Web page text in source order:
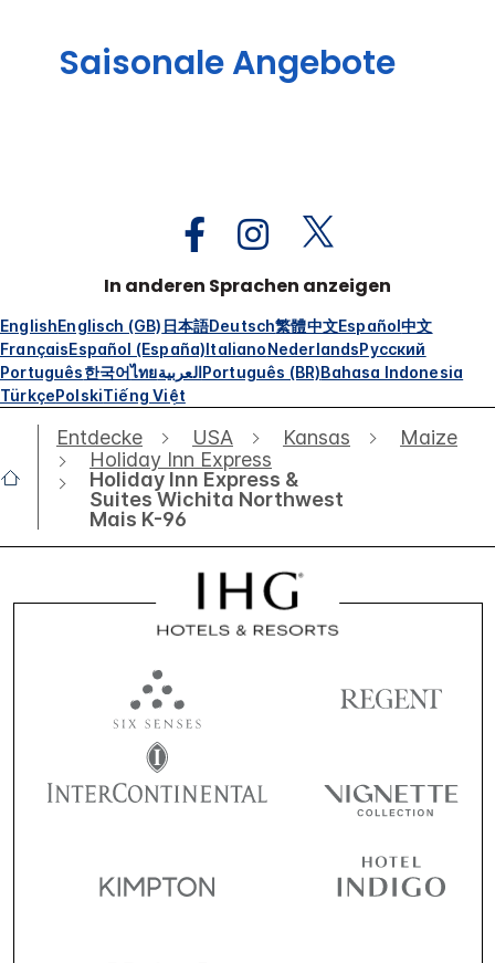
Saisonale Angebote
In anderen Sprachen anzeigen
EnglishEnglisch (GB) 日本語Deutsch繁體中文Español中文
FrançaisEspañol (España)ItalianoNederlandsРусский
Português한국어ไทยالعربيةPortuguês (BR)Bahasa Indonesia
TürkçePolskiTiếng Việt
Entdecke USA Kansas
Maize
Holiday Inn Express
Holiday Inn Express &
Suites Wichita Northwest
Mais K-96